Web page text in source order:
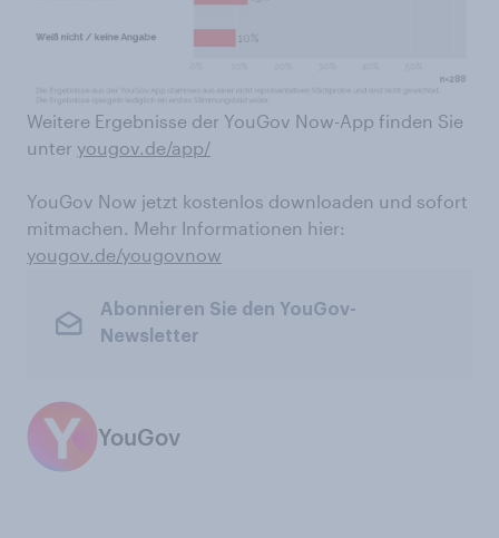
Weitere Ergebnisse der YouGov Now-App finden Sie
unter yougov.de/app/
YouGov Now jetzt kostenlos downloaden und sofort
mitmachen. Mehr Informationen hier:
yougov.de/yougovnow
Abonnieren Sie den YouGov-
Newsletter
YouGov